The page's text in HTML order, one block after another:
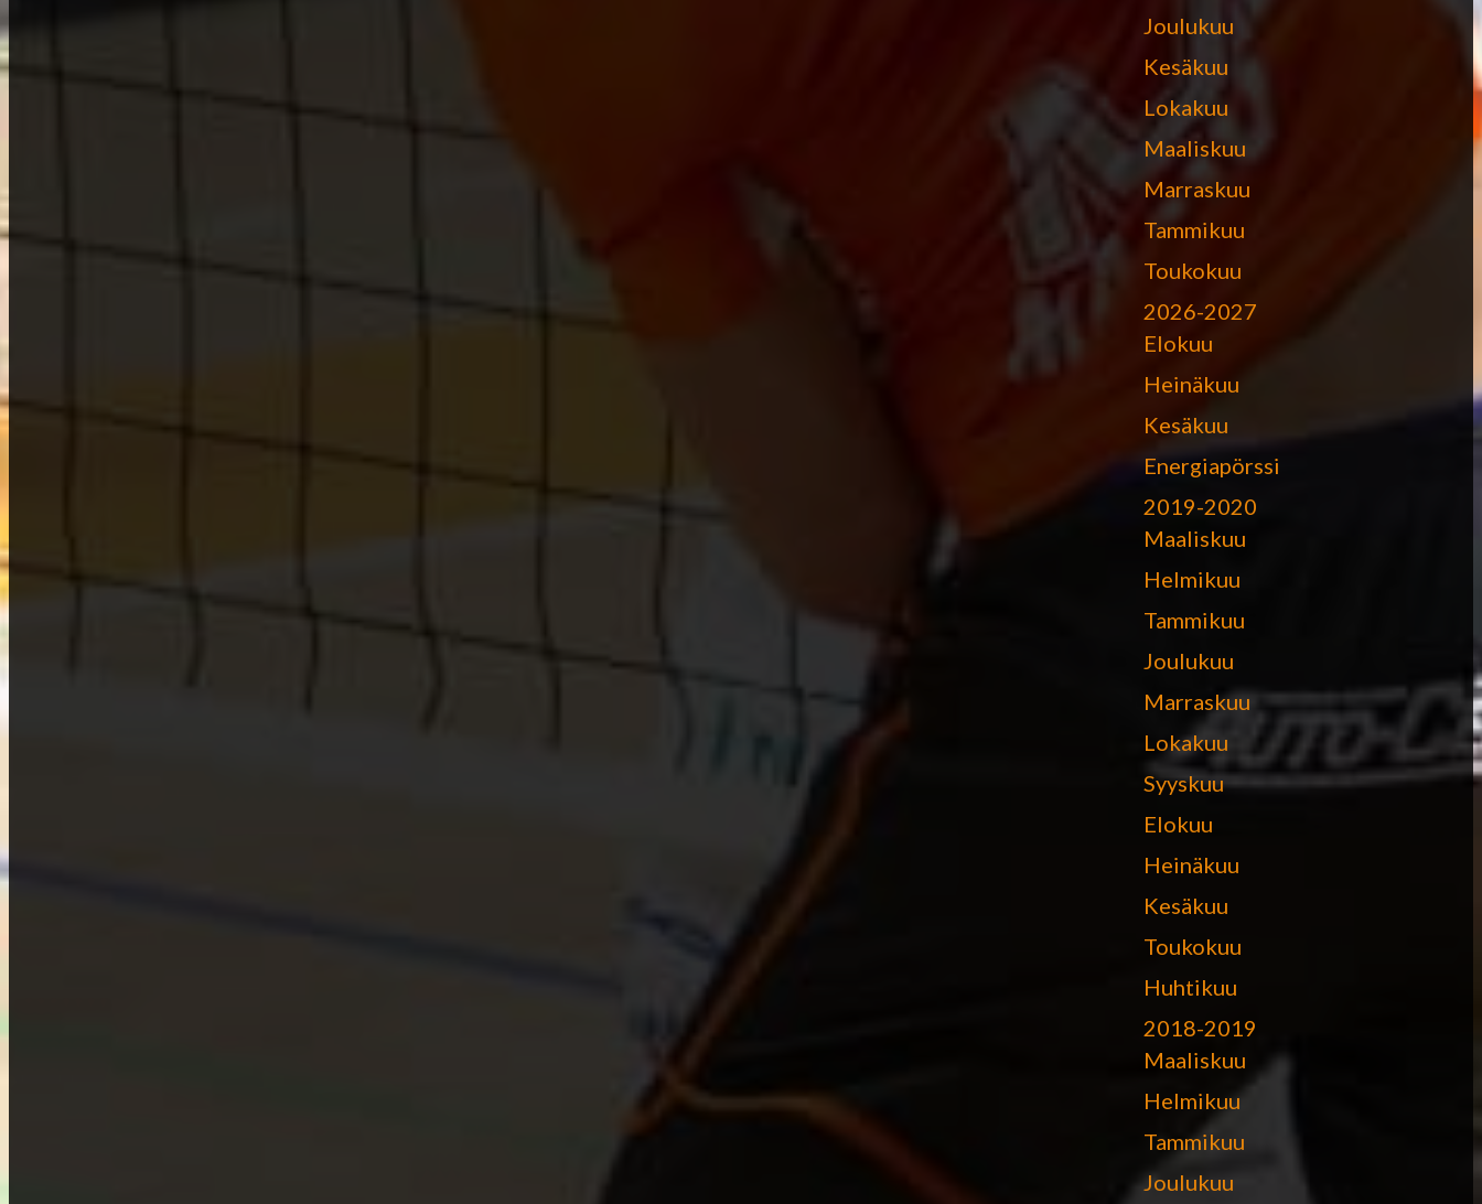
Joulukuu
Kesäkuu
Lokakuu
Maaliskuu
Marraskuu
Tammikuu
Toukokuu
2026-2027
Elokuu
Heinäkuu
Kesäkuu
Energiapörssi
2019-2020
Maaliskuu
Helmikuu
Tammikuu
Joulukuu
Marraskuu
Lokakuu
Syyskuu
Elokuu
Heinäkuu
Kesäkuu
Toukokuu
Huhtikuu
2018-2019
Maaliskuu
Helmikuu
Tammikuu
Joulukuu